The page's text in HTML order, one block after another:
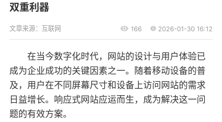
双重利器
文章来源：互联网 166 2026-01-30 16:12
在当今数字化时代，网站的设计与用户体验已
成为企业成功的关键因素之一。随着移动设备的普
及，用户在不同屏幕尺寸和设备上访问网站的需求
日益增长。响应式网站应运而生，成为解决这一问
题的有效方案。